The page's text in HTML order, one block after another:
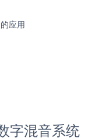
应用
字混音系统